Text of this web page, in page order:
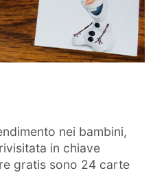
nei bambini,
in chiave
gratis sono 24 carte